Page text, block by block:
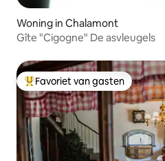
Woning in Chalamont
Gîte "Cigogne" De asvleugels
Topfavoriet van gasten
Favoriet van gasten